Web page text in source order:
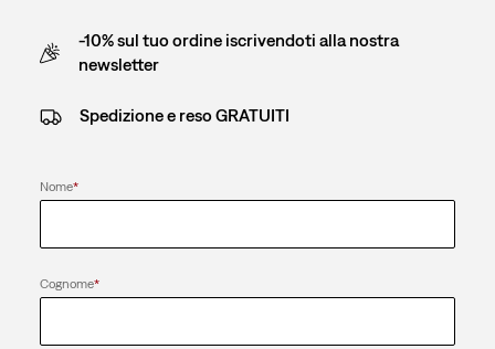
-10% sul tuo ordine iscrivendoti alla nostra
newsletter
Spedizione e reso GRATUITI
Nome*
Cognome*